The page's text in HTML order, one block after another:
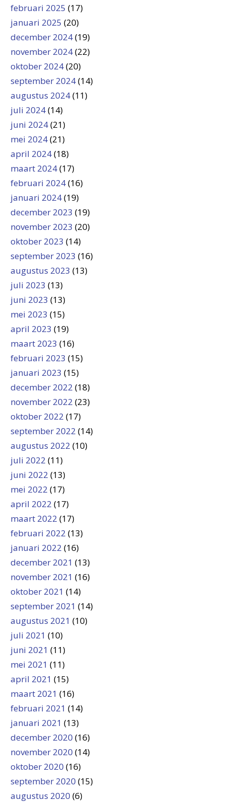
februari 2025 (17)
januari 2025 (20)
december 2024(19)
november 2024(22)
oktober 2024(20)
september 2024(14)
augustus 2024(11)
juli 2024(14)
juni 2024(21)
mei 2024(21)
april 2024(18)
maart 2024(17)
februari 2024(16)
januari 2024(19)
december 2023 (19)
november 2023 (20)
oktober 2023 (14)
september 2023 (16)
augustus 2023 (13)
juli 2023 (13)
juni 2023 (13)
mei 2023 (15)
april 2023 (19)
maart 2023 (16)
februari 2023 (15)
januari 2023 (15)
december 2022 (18)
november 2022 (23)
oktober 2022 (17)
september 2022 (14)
augustus 2022 (10)
juli 2022 (11)
juni 2022 (13)
mei 2022 (17)
april 2022 (17)
maart 2022 (17)
februari 2022 (13)
januari 2022 (16)
december 2021 (13)
november 2021 (16)
oktober 2021 (14)
september 2021 (14)
augustus 2021 (10)
juli 2021 (10)
juni 2021 (11)
mei 2021 (11)
april 2021 (15)
maart 2021 (16)
februari 2021 (14)
januari 2021 (13)
december 2020 (16)
november 2020 (14)
oktober 2020 (16)
september 2020 (15)
augustus 2020 (6)